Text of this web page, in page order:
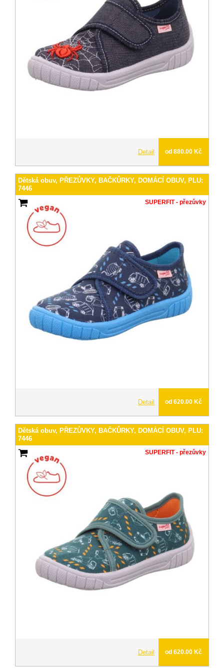
Detail od 880.00 Kč
Dětská obuv, PŘEZŮVKY, BAČKŮRKY, DOMÁCÍ OBUV, PLU:
7446
SUPERFIT - přezůvky
Detail od 620.00 Kč
Dětská obuv, PŘEZŮVKY, BAČKŮRKY, DOMÁCÍ OBUV, PLU:
7446
SUPERFIT - přezůvky
Detail od 620.00 Kč